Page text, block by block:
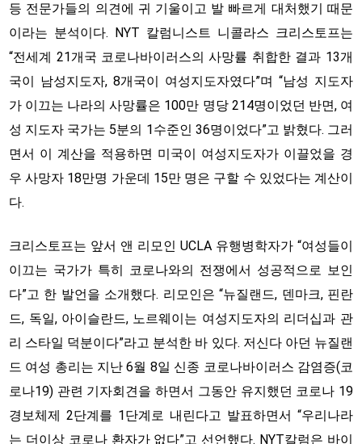
등 전문가들의 의견에 귀 기울이고 발 빠르게 대처했기 때문
이라는 분석이다. NYT 칼럼니스트 니콜라스 크리스토프는
“전세계 21개국 코로나바이러스의 사망률 취합한 결과 13개
국이 남성지도자, 8개국이 여성지도자였다”며 “남성 지도자
가 이끄는 나라의 사망률은 100만 명당 214명이었던 반면, 여
성 지도자 국가는 5분의 1수준인 36명이었다”고 밝혔다. 그러
면서 이 계산을 적용하면 미국이 여성지도자가 이끌었을 경
우 사망자 18만명 가운데 15만 명은 구할 수 있었다는 계산이
다.
크리스토프는 앞서 앤 리모인 UCLA 유행병학자가 “여성들이
이끄는 국가가 특히 코로나와의 전쟁에서 성공적으로 보인
다”고 한 발언을 소개했다. 리모인은 “뉴질랜드, 덴마크, 핀란
드, 독일, 아이슬란드, 노르웨이는 여성지도자의 리더십과 관
리 스타일 덕분이다”라고 분석한 바 있다. 저신다 아던 뉴질랜
드 여성 총리는 지난 6월 8일 신종 코로나바이러스 감염증(코
로나19) 관련 기자회견을 하면서 그동안 유지했던 코로나 19
경보체제 2단계를 1단계로 내린다고 발표하면서 “우리나라
는 더이상 코로나 환자가 없다”고 선언했다. NYT칼럼은 바이